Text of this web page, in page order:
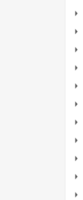
▶
▶
▶
▶
▶
▶
▶
▶
▶
▶
▶